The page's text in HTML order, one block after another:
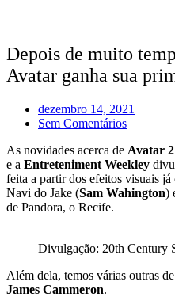
Depois de muito
Avatar ganha sua
dezembro 14, 2021
Sem Comentários
As novidades acerca de Avatar 2
e a Entreteniment Weekley
feita a partir dos efeitos visuais
Navi do Jake (Sam Wahington)
de Pandora, o Recife.
Divulgação: 20th Century
Além dela, temos várias outras
James Cammeron.